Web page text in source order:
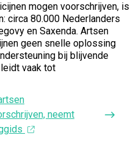
mogen voorschrijven, is
circa 80.000 Nederlanders
en Saxenda. Artsen
geen snelle oplossing
bij blijvende
vaak tot
neemt